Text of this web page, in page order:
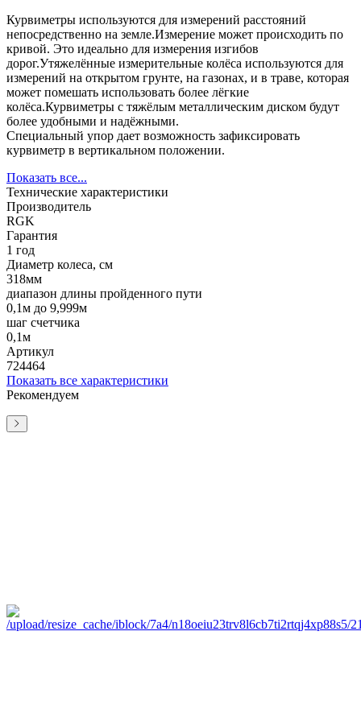
Курвиметры используются для измерений расстояний
непосредственно на земле.Измерение может происходить по
кривой. Это идеально для измерения изгибов
дорог.Утяжелённые измерительные колёса используются для
измерений на открытом грунте, на газонах, и в траве, которая
может помешать использовать более лёгкие
колёса.Курвиметры с тяжёлым металлическим диском будут
более удобными и надёжными.
Специальный упор дает возможность зафиксировать
курвиметр в вертикальном положении.
Показать все...
Технические характеристики
Производитель
RGK
Гарантия
1 год
Диаметр колеса, см
318мм
диапазон длины пройденного пути
0,1м до 9,999м
шаг счетчика
0,1м
Артикул
724464
Показать все характеристики
Рекомендуем